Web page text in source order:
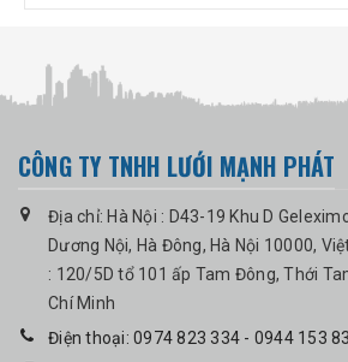
CÔNG TY TNHH LƯỚI MẠNH PHÁT
Địa chỉ: Hà Nội : D43-19 Khu D
Dương Nội, Hà Đông, Hà Nội 10000,
: 120/5D tổ 101 ấp Tam Đông, Thới
Chí Minh
Điện thoại: 0974 823 334 - 0944 153